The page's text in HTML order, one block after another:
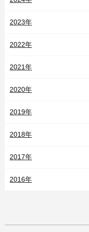
2023年
2022年
2021年
2020年
2019年
2018年
2017年
2016年